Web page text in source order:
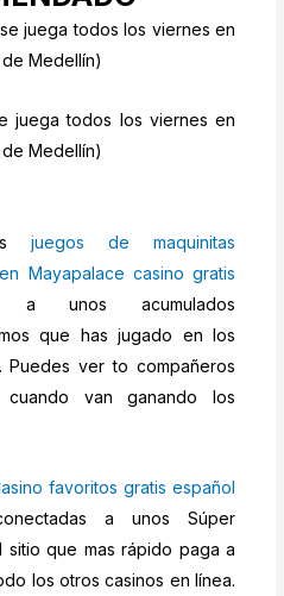
juega todos los viernes en
Medellín)
juegos de maquinitas
Mayapalace casino gratis
a unos acumulados
que has jugado en los
Puedes ver to compañeros
van ganando los
favoritos gratis español
a unos Súper
sitio que mas rápido paga a
los otros casinos en línea.